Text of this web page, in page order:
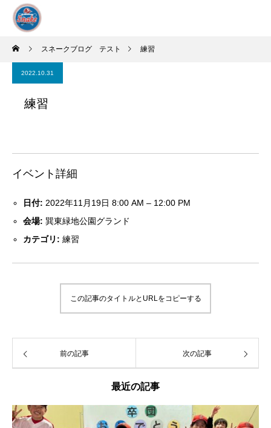
スネークブログ テスト 練習
2022.10.31
練習
イベント詳細
日付: 2022年11月19日 8:00 AM – 12:00 PM
会場: 巽東緑地公園グランド
カテゴリ: 練習
この記事のタイトルとURLをコピーする
前の記事 次の記事
最近の記事